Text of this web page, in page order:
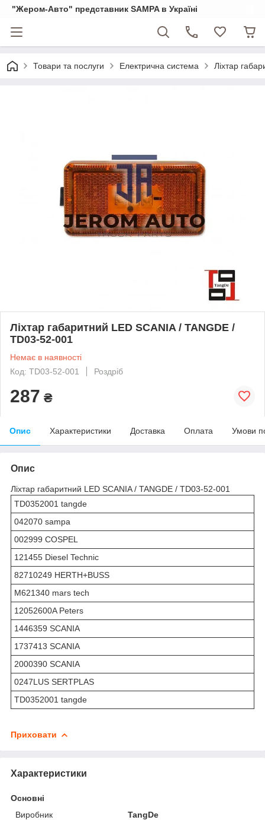
"Жером-Авто" представник SAMPA в Україні
Товари та послуги Електрична система Ліхтар
Ліхтар габаритний LED SCANIA / TANGDE /
TD03-52-001
Немає в наявності
Код: TD03-52-001
Роздріб
287 ₴
Опис Характеристики Доставка Оплата Умови
Опис
Ліхтар габаритний LED SCANIA / TANGDE / TD03-52-001
TD0352001 tangde
042070 sampa
002999 COSPEL
121455 Diesel Technic
82710249 HERTH+BUSS
M621340 mars tech
12052600A Peters
1446359 SCANIA
1737413 SCANIA
2000390 SCANIA
0247LUS SERTPLAS
TD0352001 tangde
Приховати
Характеристики
Основні
Виробник
TangDe